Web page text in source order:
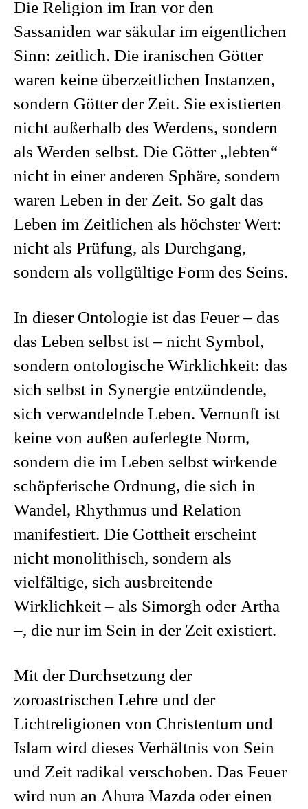
Die Religion im Iran vor den
Sassaniden war säkular im eigentlichen
Sinn: zeitlich. Die iranischen Götter
waren keine überzeitlichen Instanzen,
sondern Götter der Zeit. Sie existierten
nicht außerhalb des Werdens, sondern
als Werden selbst. Die Götter „lebten“
nicht in einer anderen Sphäre, sondern
waren Leben in der Zeit. So galt das
Leben im Zeitlichen als höchster Wert:
nicht als Prüfung, als Durchgang,
sondern als vollgültige Form des Seins.
In dieser Ontologie ist das Feuer – das
das Leben selbst ist – nicht Symbol,
sondern ontologische Wirklichkeit: das
sich selbst in Synergie entzündende,
sich verwandelnde Leben. Vernunft ist
keine von außen auferlegte Norm,
sondern die im Leben selbst wirkende
schöpferische Ordnung, die sich in
Wandel, Rhythmus und Relation
manifestiert. Die Gottheit erscheint
nicht monolithisch, sondern als
vielfältige, sich ausbreitende
Wirklichkeit – als Simorgh oder Artha
–, die nur im Sein in der Zeit existiert.
Mit der Durchsetzung der
zoroastrischen Lehre und der
Lichtreligionen von Christentum und
Islam wird dieses Verhältnis von Sein
und Zeit radikal verschoben. Das Feuer
wird nun an Ahura Mazda oder einen